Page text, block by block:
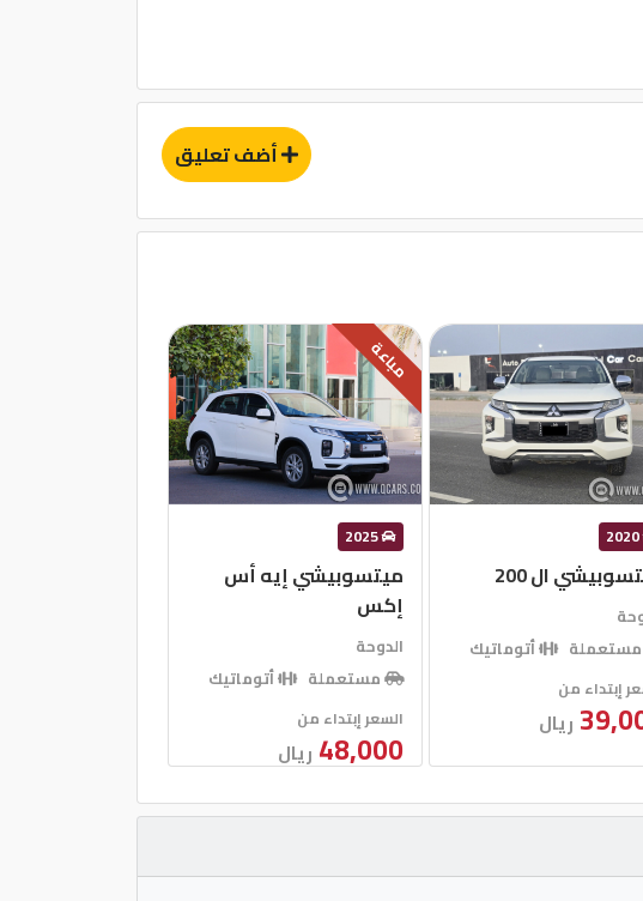
أضف تعليق
2020
ال 200
مستعملة
أتوماتيك
إبتداء من
ريال
مباعة
2025
ميتسوبيشي إيه أس
إكس
الدوحة
مستعملة
أتوماتيك
السعر إبتداء من
48,000 ريال